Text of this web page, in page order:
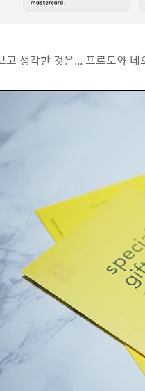
고 생각한 것은... 프로도와